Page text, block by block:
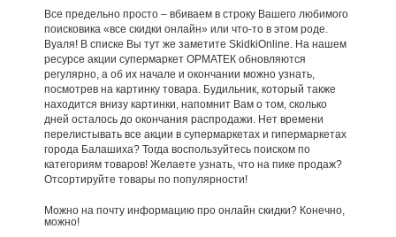
Все предельно просто – вбиваем в строку Вашего любимого
поисковика «все скидки онлайн» или что-то в этом роде.
Вуаля! В списке Вы тут же заметите SkidkiOnline. На нашем
ресурсе акции супермаркет ОРМАТЕК обновляются
регулярно, а об их начале и окончании можно узнать,
посмотрев на картинку товара. Будильник, который также
находится внизу картинки, напомнит Вам о том, сколько
дней осталось до окончания распродажи. Нет времени
перелистывать все акции в супермаркетах и гипермаркетах
города Балашиха? Тогда воспользуйтесь поиском по
категориям товаров! Желаете узнать, что на пике продаж?
Отсортируйте товары по популярности!
Можно на почту информацию про онлайн скидки? Конечно,
можно!